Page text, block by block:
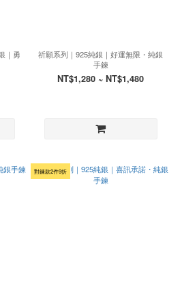
｜勇
祈願系列｜925純銀｜好運無限・純銀
手鍊
NT$1,280 ~ NT$1,480
對鍊款2件9折